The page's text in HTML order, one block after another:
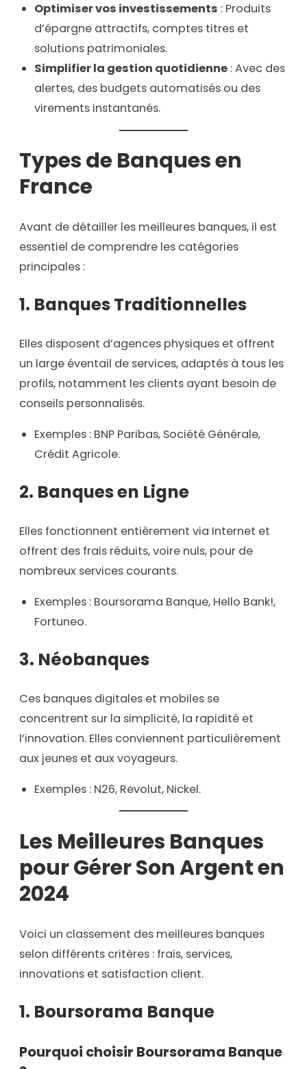
Optimiser vos investissements : Produits
d’épargne attractifs, comptes titres et
solutions patrimoniales.
Simplifier la gestion quotidienne : Avec des
alertes, des budgets automatisés ou des
virements instantanés.
Types de Banques en
France
Avant de détailler les meilleures banques, il est
essentiel de comprendre les catégories
principales :
1. Banques Traditionnelles
Elles disposent d’agences physiques et offrent
un large éventail de services, adaptés à tous les
profils, notamment les clients ayant besoin de
conseils personnalisés.
Exemples : BNP Paribas, Société Générale,
Crédit Agricole.
2. Banques en Ligne
Elles fonctionnent entièrement via Internet et
offrent des frais réduits, voire nuls, pour de
nombreux services courants.
Exemples : Boursorama Banque, Hello Bank!,
Fortuneo.
3. Néobanques
Ces banques digitales et mobiles se
concentrent sur la simplicité, la rapidité et
l’innovation. Elles conviennent particulièrement
aux jeunes et aux voyageurs.
Exemples : N26, Revolut, Nickel.
Les Meilleures Banques
pour Gérer Son Argent en
2024
Voici un classement des meilleures banques
selon différents critères : frais, services,
innovations et satisfaction client.
1. Boursorama Banque
Pourquoi choisir Boursorama Banque